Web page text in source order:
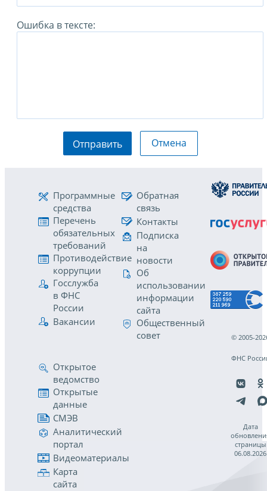
Ошибка в тексте:
Отправить Отмена
Программные
средства
Перечень
обязательных
требований
Противодействие
коррупции
Госслужба
в ФНС
России
Вакансии
Обратная
связь
Контакты
Подписка
на
новости
Об
использовании
информации
сайта
Общественный
совет
Открытое
ведомство
Открытые
данные
СМЭВ
Аналитический
портал
Видеоматериалы
Карта
сайта
© 2005-
ФНС
Дата
страницы
06.08.2026